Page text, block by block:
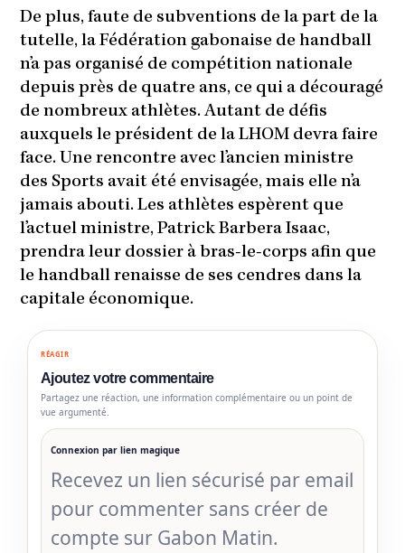
De plus, faute de subventions de la part de la
tutelle, la Fédération gabonaise de handball
n’a pas organisé de compétition nationale
depuis près de quatre ans, ce qui a découragé
de nombreux athlètes. Autant de défis
auxquels le président de la LHOM devra faire
face. Une rencontre avec l’ancien ministre
des Sports avait été envisagée, mais elle n’a
jamais abouti. Les athlètes espèrent que
l’actuel ministre, Patrick Barbera Isaac,
prendra leur dossier à bras-le-corps afin que
le handball renaisse de ses cendres dans la
capitale économique.
RÉAGIR
Ajoutez votre commentaire
Partagez une réaction, une information complémentaire ou un point de
vue argumenté.
Connexion par lien magique
Recevez un lien sécurisé par email
pour commenter sans créer de
compte sur Gabon Matin.